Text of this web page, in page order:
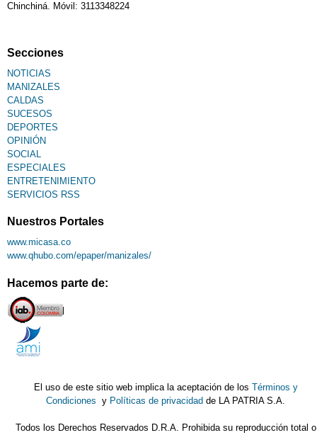
Chinchiná. Móvil: 3113348224
Secciones
NOTICIAS
MANIZALES
CALDAS
SUCESOS
DEPORTES
OPINIÓN
SOCIAL
ESPECIALES
ENTRETENIMIENTO
SERVICIOS RSS
Nuestros Portales
www.micasa.co
www.qhubo.com/epaper/manizales/
Hacemos parte de:
El uso de este sitio web implica la aceptación de los Términos y
Condiciones y Políticas de privacidad de LA PATRIA S.A.
Todos los Derechos Reservados D.R.A. Prohibida su reproducción total o